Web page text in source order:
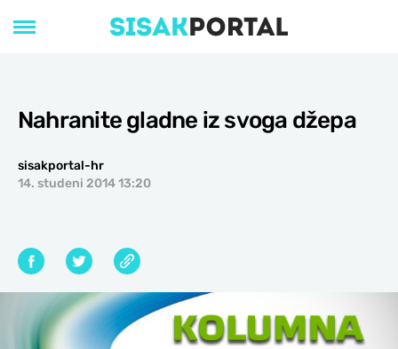
Nahranite gladne iz svoga džepa
sisakportal-hr
14. studeni 2014 13:20